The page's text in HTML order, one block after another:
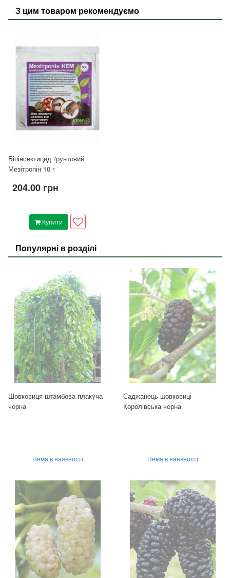
З цим товаром рекомендуємо
Біоінсектицид ґрунтовий
Мезітропін 10 г
204.00 грн
Купити
Популярні в розділі
Шовковиця штамбова плакуча
чорна
Нема в наявності
Саджанець шовковиці
Королівська чорна
Нема в наявності